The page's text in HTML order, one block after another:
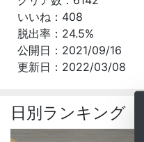
いいね：408
脱出率：24.5%
公開日：2021/09/16
更新日：2022/03/08
日別ランキング